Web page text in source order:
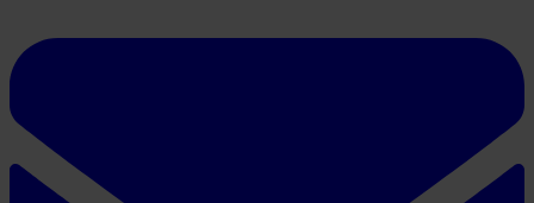
Share on LinkedIn